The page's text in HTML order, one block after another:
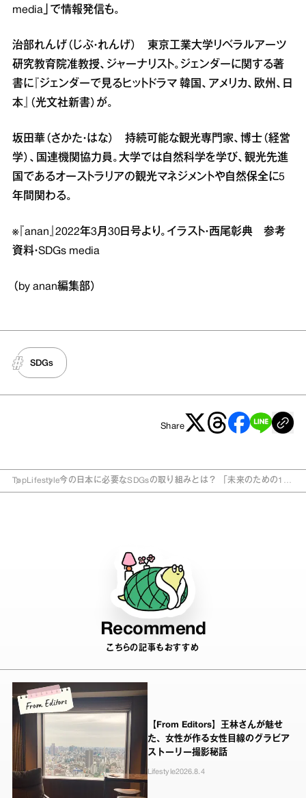
media」で情報発信も。
治部れんげ（じぶ・れんげ） 東京工業大学リベラルアーツ
研究教育院准教授、ジャーナリスト。ジェンダーに関する著
書に『ジェンダーで見るヒットドラマ 韓国、アメリカ、欧州、日
本』（光文社新書）が。
坂田華（さかた・はな） 持続可能な観光専門家、博士（経営
学）、国連機関協力員。大学では自然科学を学び、観光先進
国であるオーストラリアの観光マネジメントや自然保全に5
年間関わる。
※『anan』2022年3月30日号より。イラスト・西尾彰典 参考
資料・SDGs media
（by anan編集部）
SDGs
Share
Top Lifestyle今の日本に必要なSDGsの取り組みとは？ 「未来のための17
Recommend
こちらの記事もおすすめ
【From Editors】王林さんが魅せ
た、女性が作る女性目線のグラビア
ストーリー撮影秘話
Lifestyle2026.8.4